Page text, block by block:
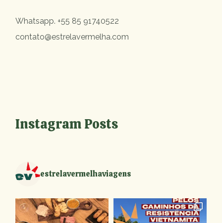
Whatsapp. +55 85 91740522
contato@estrelavermelha.com
Instagram Posts
estrelavermelhaviagens